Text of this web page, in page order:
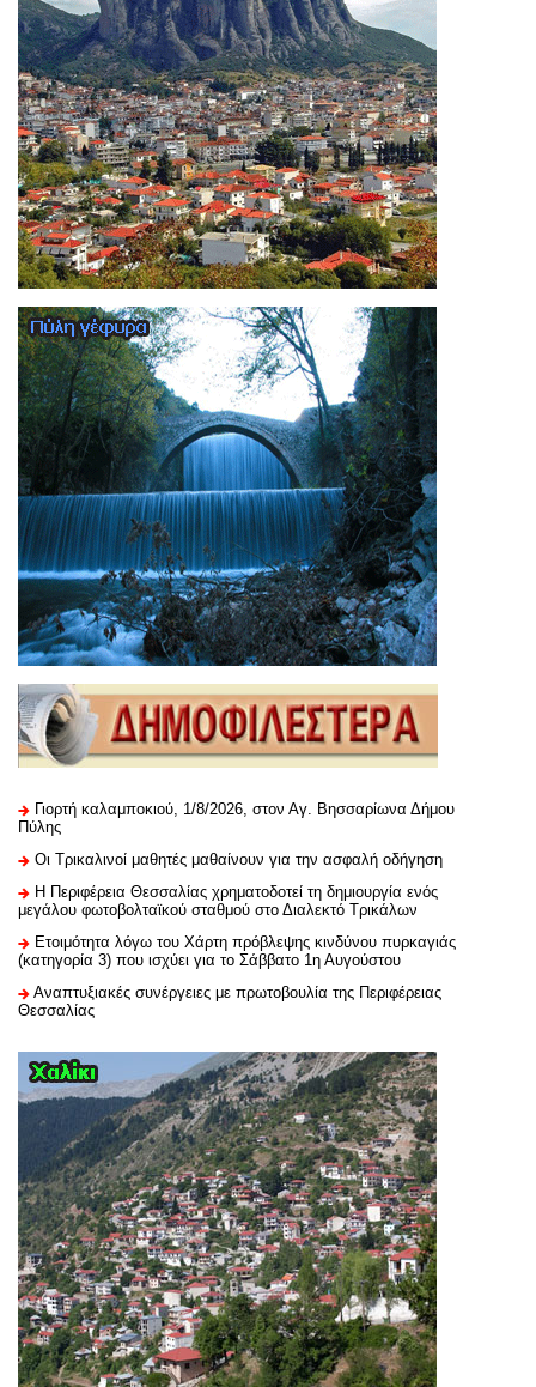
Γιορτή καλαμποκιού, 1/8/2026, στον Αγ. Βησσαρίωνα Δήμου
Πύλης
Οι Τρικαλινοί μαθητές μαθαίνουν για την ασφαλή οδήγηση
H Περιφέρεια Θεσσαλίας χρηματοδοτεί τη δημιουργία ενός
μεγάλου φωτοβολταϊκού σταθμού στο Διαλεκτό Τρικάλων
Ετοιμότητα λόγω του Χάρτη πρόβλεψης κινδύνου πυρκαγιάς
(κατηγορία 3) που ισχύει για το Σάββατο 1η Αυγούστου
Αναπτυξιακές συνέργειες με πρωτοβουλία της Περιφέρειας
Θεσσαλίας